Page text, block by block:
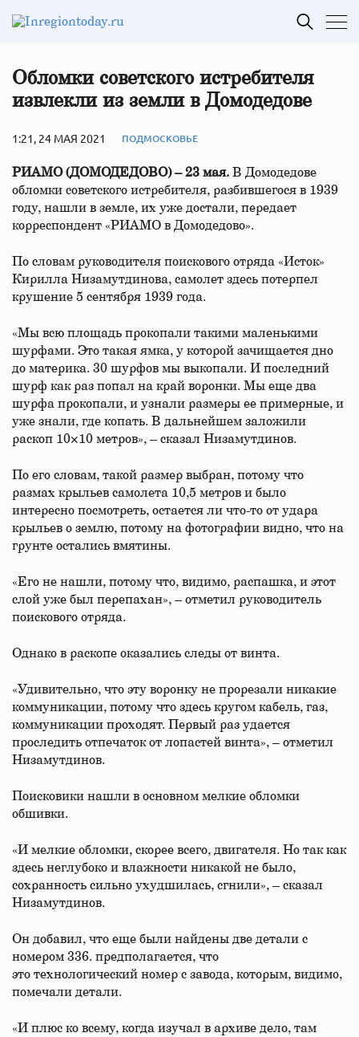
Обломки советского истребителя
извлекли из земли в Домодедове
1:21, 24 МАЯ 2021 ПОДМОСКОВЬЕ
РИАМО (ДОМОДЕДОВО) – 23 мая. В Домодедове
обломки советского истребителя, разбившегося в 1939
году, нашли в земле, их уже достали, передает
корреспондент «РИАМО в Домодедово».
По словам руководителя поискового отряда «Исток»
Кирилла Низамутдинова, самолет здесь потерпел
крушение 5 сентября 1939 года.
«Мы всю площадь прокопали такими маленькими
шурфами. Это такая ямка, у которой зачищается дно
до материка. 30 шурфов мы выкопали. И последний
шурф как раз попал на край воронки. Мы еще два
шурфа прокопали, и узнали размеры ее примерные, и
уже знали, где копать. В дальнейшем заложили
раскоп 10×10 метров», – сказал Низамутдинов.
По его словам, такой размер выбран, потому что
размах крыльев самолета 10,5 метров и было
интересно посмотреть, остается ли что-то от удара
крыльев о землю, потому на фотографии видно, что на
грунте остались вмятины.
«Его не нашли, потому что, видимо, распашка, и этот
слой уже был перепахан», – отметил руководитель
поискового отряда.
Однако в раскопе оказались следы от винта.
«Удивительно, что эту воронку не прорезали никакие
коммуникации, потому что здесь кругом кабель, газ,
коммуникации проходят. Первый раз удается
проследить отпечаток от лопастей винта», – отметил
Низамутдинов.
Поисковики нашли в основном мелкие обломки
обшивки.
«И мелкие обломки, скорее всего, двигателя. Но так как
здесь неглубоко и влажности никакой не было,
сохранность сильно ухудшилась, сгнили», – сказал
Низамутдинов.
Он добавил, что еще были найдены две детали с
номером 336. предполагается, что
это технологический номер с завода, которым, видимо,
помечали детали.
«И плюс ко всему, когда изучал в архиве дело, там